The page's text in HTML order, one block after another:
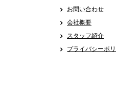
お問い合わせ
会社概要
スタッフ紹介
プライバシーポ